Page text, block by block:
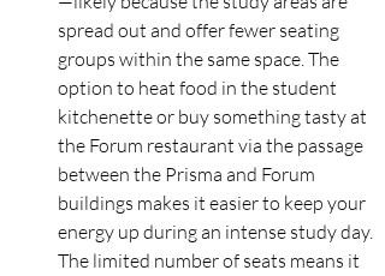
spread out and offer fewer seating
groups within the same space. The
option to heat food in the student
kitchenette or buy something tasty at
the Forum restaurant via the passage
between the Prisma and Forum
buildings makes it easier to keep your
energy up during an intense study day.
The limited number of seats means it